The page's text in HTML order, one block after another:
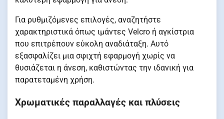
Για ρυθμιζόμενες επιλογές, αναζητήστε
χαρακτηριστικά όπως ιμάντες Velcro ή αγκίστρια
που επιτρέπουν εύκολη αναδιάταξη. Αυτό
εξασφαλίζει μια σφιχτή εφαρμογή χωρίς να
θυσιάζεται η άνεση, καθιστώντας την ιδανική για
παρατεταμένη χρήση.
Χρωματικές παραλλαγές και πλύσεις